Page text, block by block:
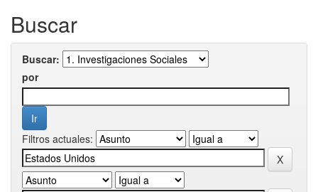
Buscar
Buscar:
por
Filtros actuales: